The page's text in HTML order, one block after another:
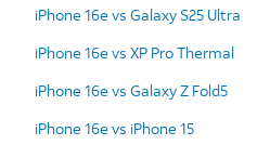
iPhone 16e vs Galaxy S25 Ultra
iPhone 16e vs XP Pro Thermal
iPhone 16e vs Galaxy Z Fold5
iPhone 16e vs iPhone 15